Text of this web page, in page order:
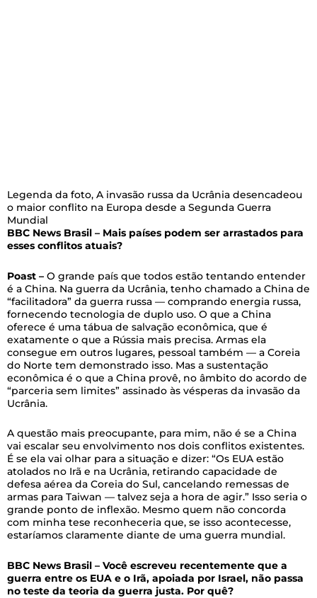
Legenda da foto, A invasão russa da Ucrânia desencadeou
o maior conflito na Europa desde a Segunda Guerra
Mundial
BBC News Brasil – Mais países podem ser arrastados para
esses conflitos atuais?
Poast – O grande país que todos estão tentando entender
é a China. Na guerra da Ucrânia, tenho chamado a China de
“facilitadora” da guerra russa — comprando energia russa,
fornecendo tecnologia de duplo uso. O que a China
oferece é uma tábua de salvação econômica, que é
exatamente o que a Rússia mais precisa. Armas ela
consegue em outros lugares, pessoal também — a Coreia
do Norte tem demonstrado isso. Mas a sustentação
econômica é o que a China provê, no âmbito do acordo de
“parceria sem limites” assinado às vésperas da invasão da
Ucrânia.
A questão mais preocupante, para mim, não é se a China
vai escalar seu envolvimento nos dois conflitos existentes.
É se ela vai olhar para a situação e dizer: “Os EUA estão
atolados no Irã e na Ucrânia, retirando capacidade de
defesa aérea da Coreia do Sul, cancelando remessas de
armas para Taiwan — talvez seja a hora de agir.” Isso seria o
grande ponto de inflexão. Mesmo quem não concorda
com minha tese reconheceria que, se isso acontecesse,
estaríamos claramente diante de uma guerra mundial.
BBC News Brasil – Você escreveu recentemente que a
guerra entre os EUA e o Irã, apoiada por Israel, não passa
no teste da teoria da guerra justa. Por quê?